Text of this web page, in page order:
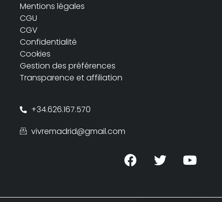
Mentions légales
CGU
CGV
Confidentialité
Cookies
Gestion des préférences
Transparence et affiliation
+34.626.167.570
vivremadrid@gmail.com